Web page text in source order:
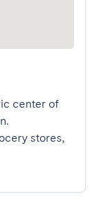
center of
stores,